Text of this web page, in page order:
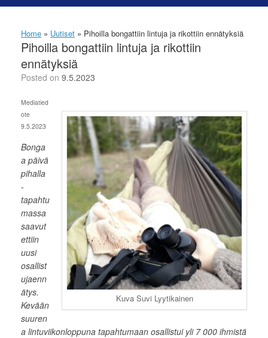
Home » Uutiset » Pihoilla bongattiin lintuja ja rikottiin ennätyksiä
Pihoilla bongattiin lintuja ja rikottiin
ennätyksiä
Posted on 9.5.2023
Kuva Suvi Lyytikainen
Mediatied
ote
9.5.2023
Bonga
a päivä
pihalla
-
tapahtu
massa
saavut
ettiin
uusi
osallist
ujaenn
ätys.
Kevään
suuren
a lintuviikonloppuna tapahtumaan osallistui yli 7 000 ihmistä